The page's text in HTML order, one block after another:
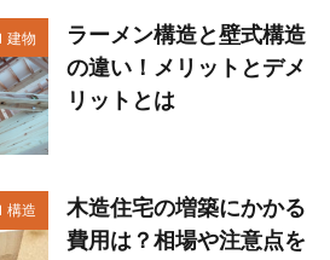
建物
ラーメン構造と壁式構造
の違い！メリットとデメ
リットとは
構造
木造住宅の増築にかかる
費用は？相場や注意点を